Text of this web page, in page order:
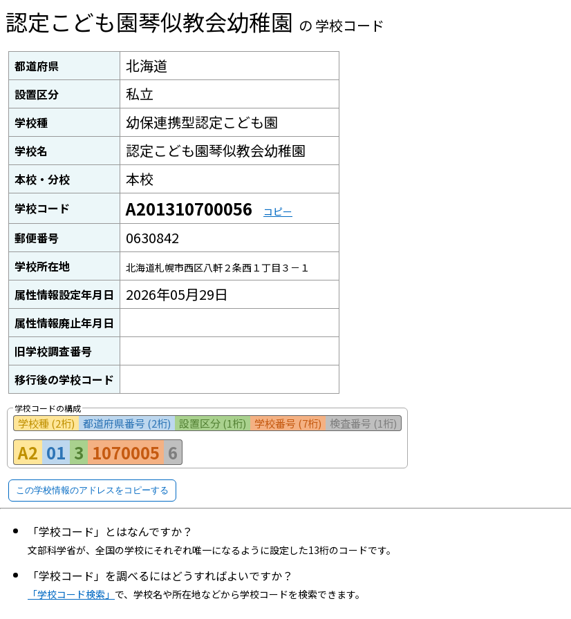
認定こども園琴似教会幼稚園 の 学校コード
都道府県 北海道
設置区分 私立
学校種 幼保連携型認定こども園
学校名 認定こども園琴似教会幼稚園
本校・分校 本校
学校コード A201310700056 コピー
郵便番号 0630842
学校所在地 北海道札幌市西区八軒２条西１丁目３－１
属性情報設定年月日 2026年05月29日
属性情報廃止年月日
旧学校調査番号
移行後の学校コード
学校コードの構成
学校種 (2桁) 都道府県番号 (2桁) 設置区分 (1桁) 学校番号 (7桁) 検査番号 (1桁)
A2 01 3 1070005 6
この学校情報のアドレスをコピーする
「学校コード」とはなんですか？
文部科学省が、全国の学校にそれぞれ唯一になるように設定した13桁のコードです。
「学校コード」を調べるにはどうすればよいですか？
「学校コード検索」 で、学校名や所在地などから学校コードを検索できます。